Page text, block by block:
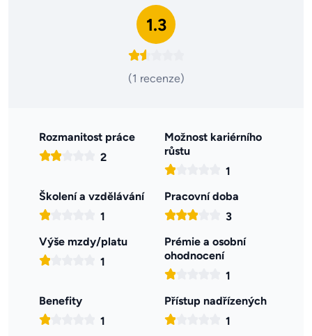
1.3
(1 recenze)
Rozmanitost práce
2
Možnost kariérního
růstu
1
Školení a vzdělávání
1
Pracovní doba
3
Výše mzdy/platu
1
Prémie a osobní
ohodnocení
1
Benefity
1
Přístup nadřízených
1